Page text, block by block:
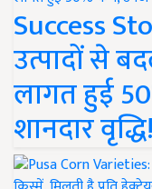
Success
उत्पादों से
लागत हुई
शानदार वृद्धि!